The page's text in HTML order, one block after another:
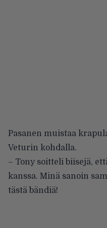
Pasanen muistaa
Veturin kohdalla.
– Tony soitteli biisejä,
kanssa. Minä sanoin
tästä bändiä!